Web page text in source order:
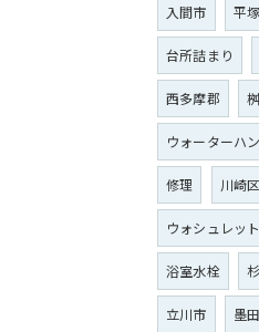
入間市 平
台所詰まり
西多摩郡 桝
ウォーターハ
修理 川崎区
ウォシュレット
浴室水栓
立川市 墨